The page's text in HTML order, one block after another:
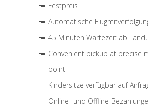
Festpreis
Automatische
45 Minuten Wartezeit ab
Convenient pickup at precise
point
Kindersitze verfügbar auf
Online- und Offline-